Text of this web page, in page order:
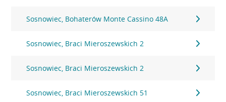
Sosnowiec, Bohaterów Monte Cassino 48A
Sosnowiec, Braci Mieroszewskich 2
Sosnowiec, Braci Mieroszewskich 2
Sosnowiec, Braci Mieroszewskich 51